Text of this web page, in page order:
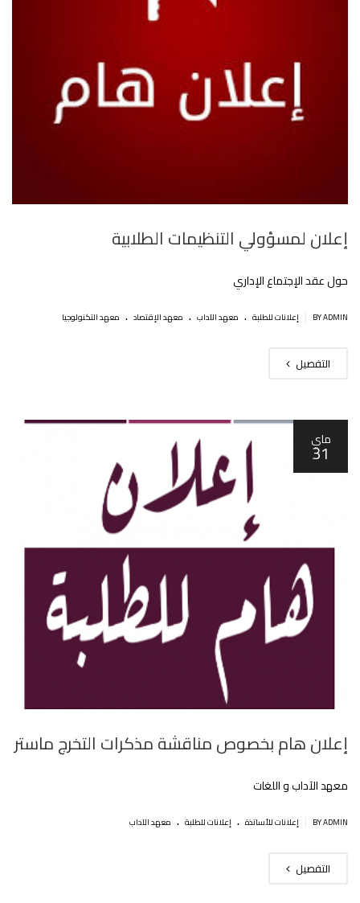
إعلان لمسؤولي التنظيمات الطلابية
حول عقد الإجتماع الإداري
BY ADMIN إعلانات للطلبة . معهد الآداب . معهد الإقتصاد . معهد التكنولوجيا
التفصيل
ماي
31
إعلان هام بخصوص مناقشة مذكرات التخرج ماستر‎
معهد الآداب و اللغات
BY ADMIN إعلانات للأساتذة . إعلانات للطلبة . معهد الآداب
التفصيل